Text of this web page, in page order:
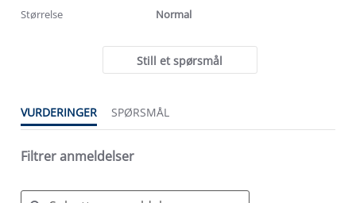
Størrelse Normal
Still et spørsmål
VURDERINGER SPØRSMÅL
Filtrer anmeldelser